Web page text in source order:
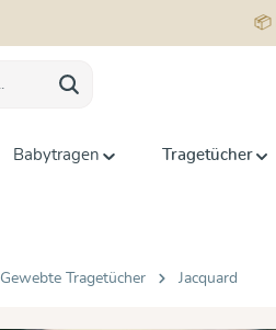
📦
Babytragen Tragetücher
Gewebte Tragetücher Jacquard